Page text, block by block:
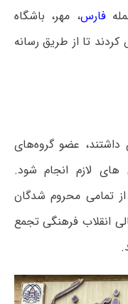
فارس، مهر، باشگاه
کردند تا از طریق رسانه
عضو گروه‌های
لازم انجام شود.
تمامی محروم شدگان
شورای عالی انقلاب فرهنگی تجمع